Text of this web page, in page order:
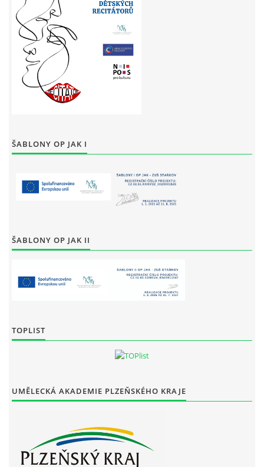
ŠABLONY OP JAK I
ŠABLONY OP JAK II
TOPLIST
UMĚLECKÁ AKADEMIE PLZEŇSKÉHO KRAJE